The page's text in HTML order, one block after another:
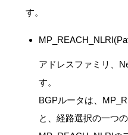
す。
アドレスファミリ、
す。
BGPルータは、
と、経路選択の一つ